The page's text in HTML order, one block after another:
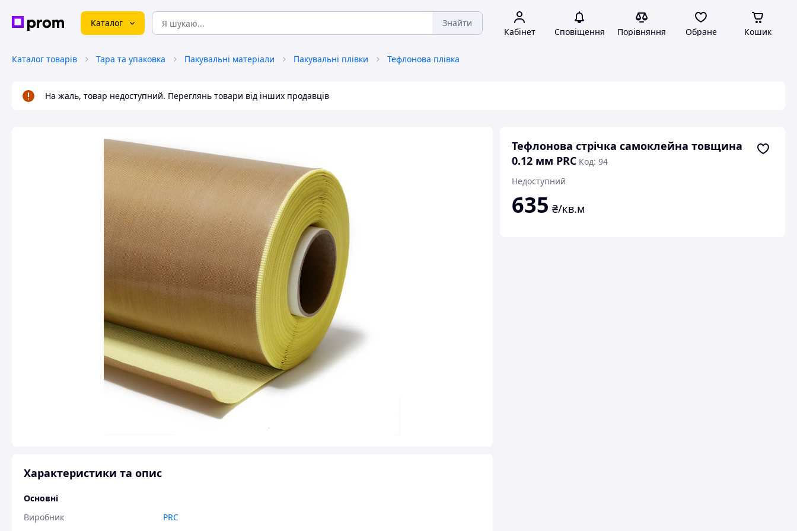
Каталог Знайти
Кабінет Сповіщення Порівняння Обране Кошик
Каталог товарів Тара та упаковка Пакувальні матеріали Пакувальні плівки Тефлонова плівка
На жаль, товар недоступний. Переглянь товари від інших продавців
Тефлонова стрічка самоклейна товщина
0.12 мм PRC Код: 94
Недоступний
635 ₴/кв.м
Характеристики та опис
Основні
Виробник
PRC